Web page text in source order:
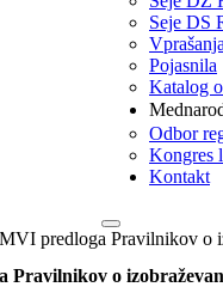
Seje DS
Pojasnila
Katalog
Odbor
Kongres
Kontakt
predloga Pravilnikov o
o